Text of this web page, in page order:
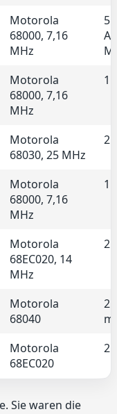
Motorola
68000, 7,16
MHz
Motorola
68000, 7,16
MHz
1
Motorola
68030, 25 MHz
2
Motorola
68000, 7,16
MHz
1
Motorola
68EC020, 14
MHz
2
Motorola
68040
2
Motorola
68EC020
2
Sie waren die